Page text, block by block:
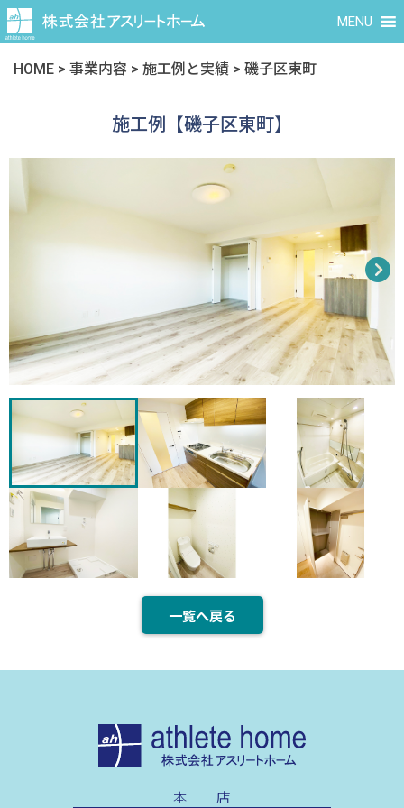
MENU
HOME > 事業内容 > 施工例と実績 > 磯子区東町
施工例【磯子区東町】
一覧へ戻る
本 店